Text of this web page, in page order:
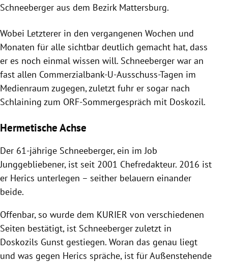
Schneeberger aus dem Bezirk Mattersburg.
Wobei Letzterer in den vergangenen Wochen und
Monaten für alle sichtbar deutlich gemacht hat, dass
er es noch einmal wissen will. Schneeberger war an
fast allen Commerzialbank-U-Ausschuss-Tagen im
Medienraum zugegen, zuletzt fuhr er sogar nach
Schlaining zum ORF-Sommergespräch mit Doskozil.
Hermetische Achse
Der 61-jährige Schneeberger, ein im Job
Junggebliebener, ist seit 2001 Chefredakteur. 2016 ist
er Herics unterlegen – seither belauern einander
beide.
Offenbar, so wurde dem KURIER von verschiedenen
Seiten bestätigt, ist Schneeberger zuletzt in
Doskozils Gunst gestiegen. Woran das genau liegt
und was gegen Herics spräche, ist für Außenstehende